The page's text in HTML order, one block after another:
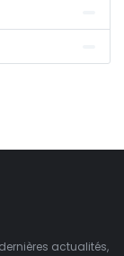
actualités,